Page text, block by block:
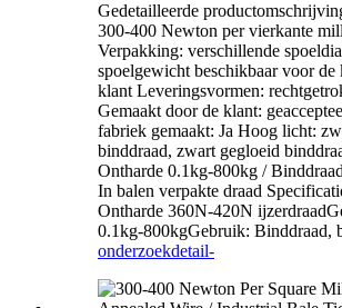
Gedetailleerde
300-400 Newton per vierkante
Verpakking: verschillende
spoelgewicht beschikbaar voor de
klant Leveringsvormen:
Gemaakt door de klant:
fabriek gemaakt: Ja Hoog licht:
binddraad, zwart gegloeid
Ontharde 0.1kg-800kg /
In balen verpakte draad
Ontharde 360N-420N
0.1kg-800kgGebruik: Binddraad,
onderzoekdetail-